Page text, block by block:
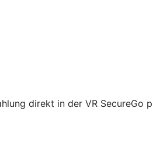
direkt in der VR